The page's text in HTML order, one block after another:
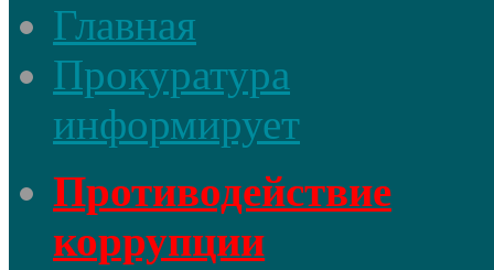
Главная
Прокуратура
информирует
Противодействие
коррупции